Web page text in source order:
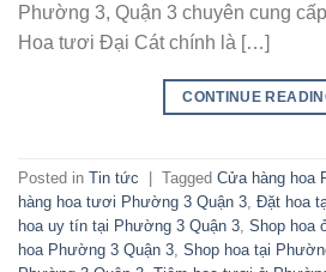
Phường 3, Quận 3 chuyên cung
Hoa tươi Đại Cát chính là […]
CONTINUE
Posted in Tin tức Tagged Cửa hàng hoa
hàng hoa tươi Phường 3 Quận 3 Đặt hoa
hoa uy tín tại Phường 3 Quận 3 Shop hoa
hoa Phường 3 Quận 3 Shop hoa tại